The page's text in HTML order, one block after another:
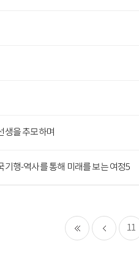
생을 추모하며
행-역사를 통해 미래를 보는 여정5
11